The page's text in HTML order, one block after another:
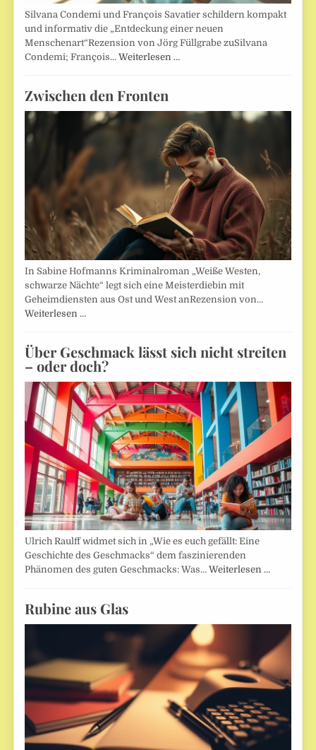
Silvana Condemi und François Savatier schildern kompakt
und informativ die „Entdeckung einer neuen
Menschenart“Rezension von Jörg Füllgrabe zuSilvana
Condemi; François…Weiterlesen …
Zwischen den Fronten
In Sabine Hofmanns Kriminalroman „Weiße Westen,
schwarze Nächte“ legt sich eine Meisterdiebin mit
Geheimdiensten aus Ost und West anRezension von…
Weiterlesen …
Über Geschmack lässt sich nicht streiten
– oder doch?
Ulrich Raulff widmet sich in „Wie es euch gefällt: Eine
Geschichte des Geschmacks“ dem faszinierenden
Phänomen des guten Geschmacks: Was…Weiterlesen …
Rubine aus Glas